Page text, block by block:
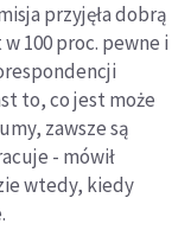
przyjęła dobrą
100 proc. pewne i
to, co jest może
zawsze są
- mówił
wtedy, kiedy